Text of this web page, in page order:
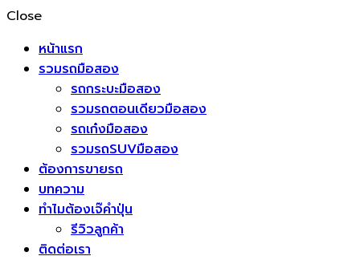
Close
หน้าแรก
รวมรถมือสอง
รถกระบะมือสอง
รวมรถตอนเดียวมือสอง
รถเก๋งมือสอง
รวมรถSUVมือสอง
ต้องการขายรถ
บทความ
ทำไมต้องเจ๊คำปุ่น
รีวิวลูกค้า
ติดต่อเรา